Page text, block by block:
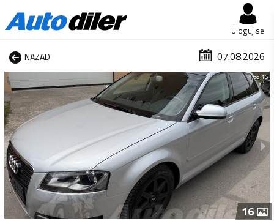
Uloguj se
NAZAD 07.08.2026
1 od 16
16